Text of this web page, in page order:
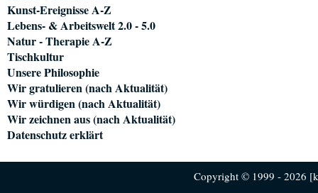
Kunst-Ereignisse A-Z
Lebens- & Arbeitswelt 2.0 - 5.0
Natur - Therapie A-Z
Tischkultur
Unsere Philosophie
Wir gratulieren (nach Aktualität)
Wir würdigen (nach Aktualität)
Wir zeichnen aus (nach Aktualität)
Datenschutz erklärt
Copyright © 1999 - 2026